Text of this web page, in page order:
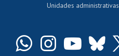
Unidades administrativas